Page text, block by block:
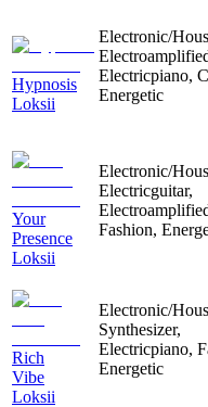
Hypnosis
Loksii
Electronic/
Electricpiano,
Energetic
Your
Presence
Loksii
Electronic/
Electricguitar,
Fashion,
Rich
Vibe
Loksii
Electronic/
Synthesizer,
Electricpiano,
Energetic